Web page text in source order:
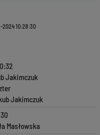
2024 10:28:30
Jakimczuk
Jakimczuk
Masłowska